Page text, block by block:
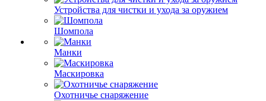
Устройства для чистки и ухода за оружием
Шомпола
Манки
Маскировка
Охотничье снаряжение